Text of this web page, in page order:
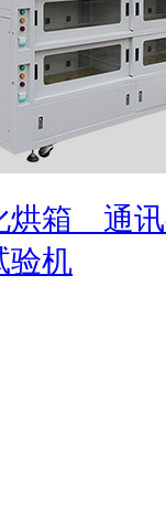
烘箱 通
验机